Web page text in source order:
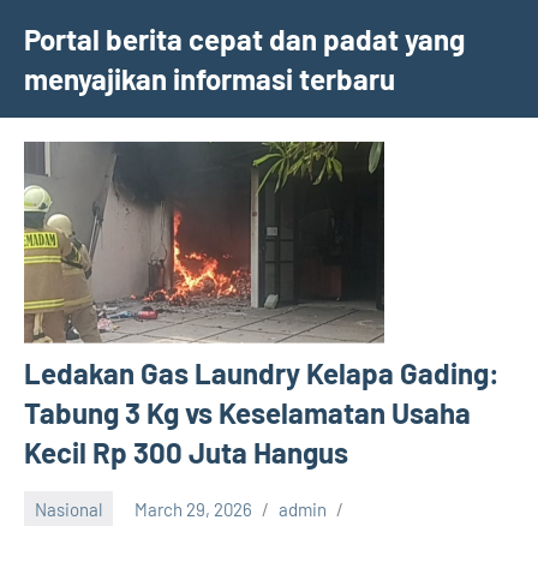
content
Portal berita cepat dan padat yang
menyajikan informasi terbaru
Ledakan Gas Laundry Kelapa Gading:
Tabung 3 Kg vs Keselamatan Usaha
Kecil Rp 300 Juta Hangus
Nasional March 29, 2026 admin